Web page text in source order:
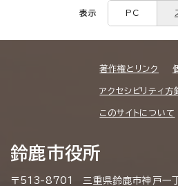
表示 PC
著作権とリンク
アクセシビリティ方
このサイトについて
鈴鹿市役所
〒513-8701 三重県鈴鹿市神戸一